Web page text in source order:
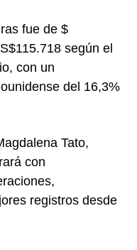
fue de $
según el
con un
del 16,3%
Tato,
con
registros desde